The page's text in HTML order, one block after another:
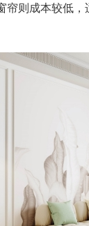
帘则成本较低